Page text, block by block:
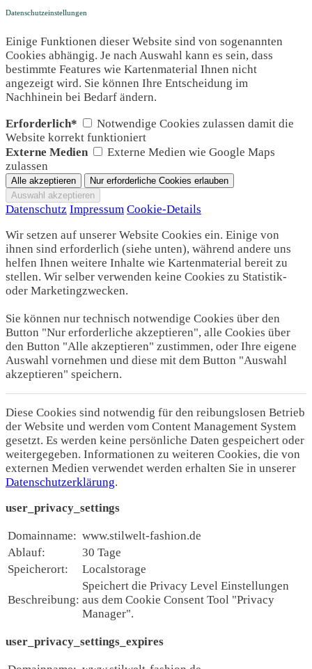
Datenschutzeinstellungen
Einige Funktionen dieser Website sind von sogenannten
Cookies abhängig. Je nach Auswahl kann es sein, dass
bestimmte Features wie Kartenmaterial Ihnen nicht
angezeigt wird. Sie können Ihre Entscheidung im
Nachhinein bei Bedarf ändern.
Erforderlich*
Notwendige Cookies zulassen damit die
Website korrekt funktioniert
Externe Medien
Externe Medien wie Google Maps
zulassen
Datenschutz Impressum Cookie-Details
Wir setzen auf unserer Website Cookies ein. Einige von
ihnen sind erforderlich (siehe unten), während andere uns
helfen Ihnen weitere Inhalte wie Kartenmaterial bereit zu
stellen. Wir selber verwenden keine Cookies zu Statistik-
oder Marketingzwecken.
Sie können nur technisch notwendige Cookies über den
Button "Nur erforderliche akzeptieren", alle Cookies über
den Button "Alle akzeptieren" zustimmen, oder Ihre eigene
Auswahl vornehmen und diese mit dem Button "Auswahl
akzeptieren" speichern.
Diese Cookies sind notwendig für den reibungslosen Betrieb
der Website und werden vom Content Management System
gesetzt. Es werden keine persönliche Daten gespeichert oder
weitergegeben. Informationen zu weiteren Cookies, die von
externen Medien verwendet werden erhalten Sie in unserer
Datenschutzerklärung.
user_privacy_settings
Domainname: www.stilwelt-fashion.de
Ablauf:
30 Tage
Speicherort:
Localstorage
Beschreibung:
Speichert die Privacy Level Einstellungen
aus dem Cookie Consent Tool "Privacy
Manager".
user_privacy_settings_expires